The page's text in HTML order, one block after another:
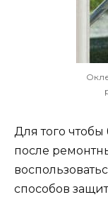
Для того чтобы
после
способов